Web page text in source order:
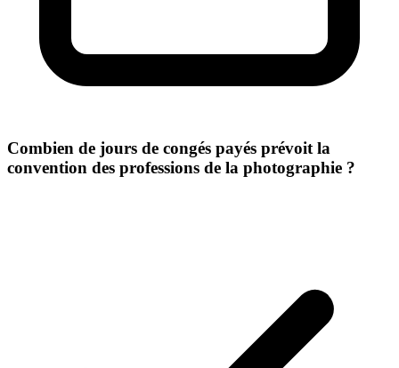
Combien de jours de congés payés prévoit la
convention des professions de la photographie ?